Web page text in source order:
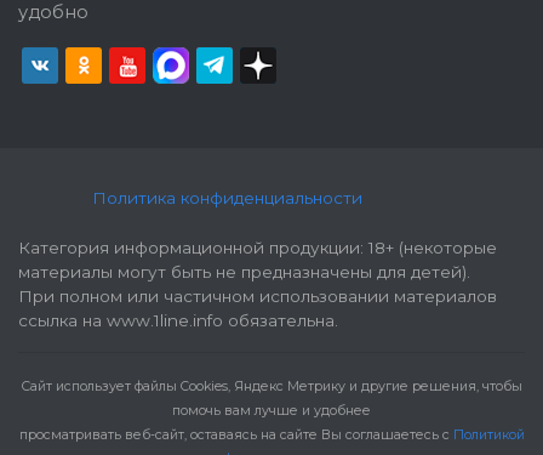
удобно
Политика конфиденциальности
Категория информационной продукции: 18+ (некоторые
материалы могут быть не предназначены для детей).
При полном или частичном использовании материалов
ссылка на www.1line.info обязательна.
Cайт использует файлы Cookies, Яндекс Метрику и другие решения, чтобы
помочь вам лучше и удобнее
просматривать веб-сайт, оставаясь на сайте Вы соглашаетесь с Политикой